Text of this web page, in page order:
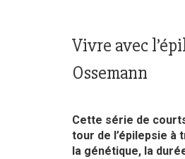
Vivre avec
Ossemann
Cette série de
tour de l’épilepsie
la génétique, la